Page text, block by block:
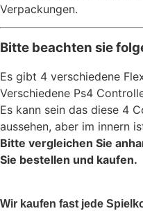
Verpackungen.
Bitte beachten sie
Es gibt 4 verschiedene
Verschiedene Ps4
Es kann sein das diese 4
aussehen, aber im innern
Bitte vergleichen Sie
Sie bestellen und kaufen.
Wir kaufen fast jede